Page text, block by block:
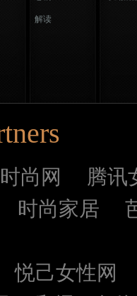
解读
尚网
腾讯
时尚家居
悦己女性网